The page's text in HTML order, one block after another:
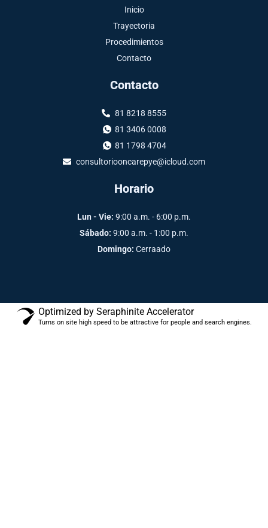
Inicio
Trayectoria
Procedimientos
Contacto
Contacto
81 8218 8555
81 3406 0008
81 1798 4704
consultoriooncarepye@icloud.com
Horario
Lun - Vie: 9:00 a.m. - 6:00 p.m.
Sábado: 9:00 a.m. - 1:00 p.m.
Domingo: Cerraado
Optimized by Seraphinite Accelerator
Turns on site high speed to be attractive for people and search engines.